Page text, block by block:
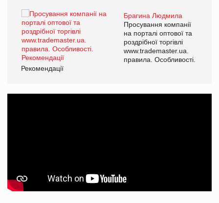
Брагина Людмила
Просування компанії
на порталі оптової та
роздрібної торгівлі
www.trademaster.ua.
правила. Особливості.
Рекомендації